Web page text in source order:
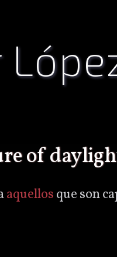
of
aquellosque son